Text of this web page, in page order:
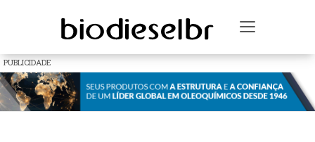
Toggle
PUBLICIDADE